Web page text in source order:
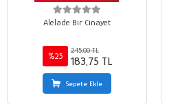
Alelade Bir Cinayet
%25
245,00 TL
183,75 TL
Sepete Ekle